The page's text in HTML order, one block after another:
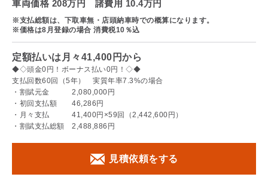
車両価格 208万円 諸費用 10.4万円
※支払総額は、下取車無・店頭納車時での概算になります。
※価格は8月登録の場合 消費税10％込
定額払いは月々41,400円から
◆◇頭金0円！ボーナス払い0円！◇◆
支払回数60回（5年） 実質年率7.3%の場合
・割賦元金 2,080,000円
・初回支払額 46,286円
・月々支払 41,400円×59回（2,442,600円）
・割賦支払総額 2,488,886円
見積依頼をする